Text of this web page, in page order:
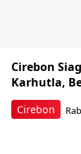
Cirebon
Cirebon
Karhutla,